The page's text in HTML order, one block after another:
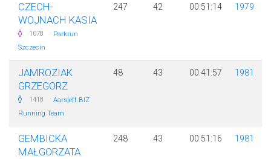
CZECH-
WOJNACH KASIA
1078 · Parkrun
Szczecin
247 42 00:51:14 1979
JAMROZIAK
GRZEGORZ
1418 · Aarsleff.BIZ
Running Team
48 43 00:41:57 1981
GEMBICKA
MAŁGORZATA
248 43 00:51:16 1981